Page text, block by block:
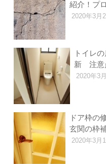
紹介！プ
2020年3月
トイレ
新 注意
2020年3
ドア枠の
玄関の枠
2020年3月